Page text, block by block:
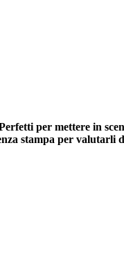
per mettere in
stampa per valutarli